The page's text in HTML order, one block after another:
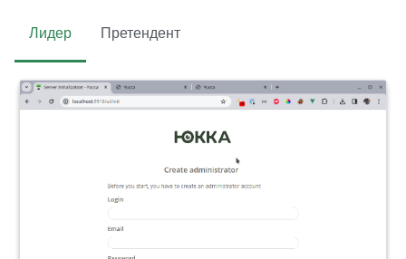
Лидер Претендент